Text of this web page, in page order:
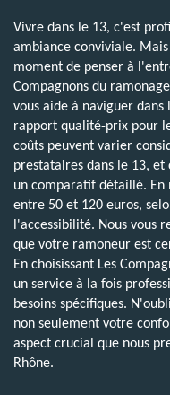
Vivre dans le 13, c'est
ambiance conviviale.
moment de penser à
Compagnons du
vous aide à naviguer
rapport qualité-prix pour
coûts peuvent varier
prestataires dans le 13, et
un comparatif détaillé. En
entre 50 et 120 euros,
l'accessibilité. Nous vous
que votre ramoneur est
En choisissant Les
un service à la fois
besoins spécifiques.
non seulement votre
aspect crucial que nous
Rhône.